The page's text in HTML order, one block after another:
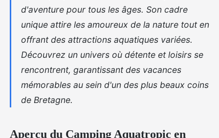
d'aventure pour tous les âges. Son cadre
unique attire les amoureux de la nature tout en
offrant des attractions aquatiques variées.
Découvrez un univers où détente et loisirs se
rencontrent, garantissant des vacances
mémorables au sein d'un des plus beaux coins
de Bretagne.
Aperçu du Camping Aquatropic en